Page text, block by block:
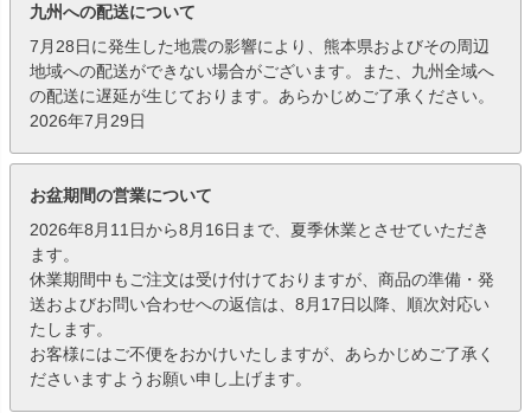
九州への配送について
7月28日に発生した地震の影響により、熊本県およびその周辺
地域への配送ができない場合がございます。また、九州全域へ
の配送に遅延が生じております。あらかじめご了承ください。
2026年7月29日
お盆期間の営業について
2026年8月11日から8月16日まで、夏季休業とさせていただき
ます。
休業期間中もご注文は受け付けておりますが、商品の準備・発
送およびお問い合わせへの返信は、8月17日以降、順次対応い
たします。
お客様にはご不便をおかけいたしますが、あらかじめご了承く
ださいますようお願い申し上げます。